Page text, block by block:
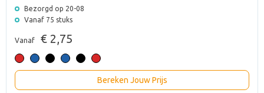
Bezorgd op 20-08
Vanaf 75 stuks
Vanaf € 2,75
Bereken Jouw Prijs